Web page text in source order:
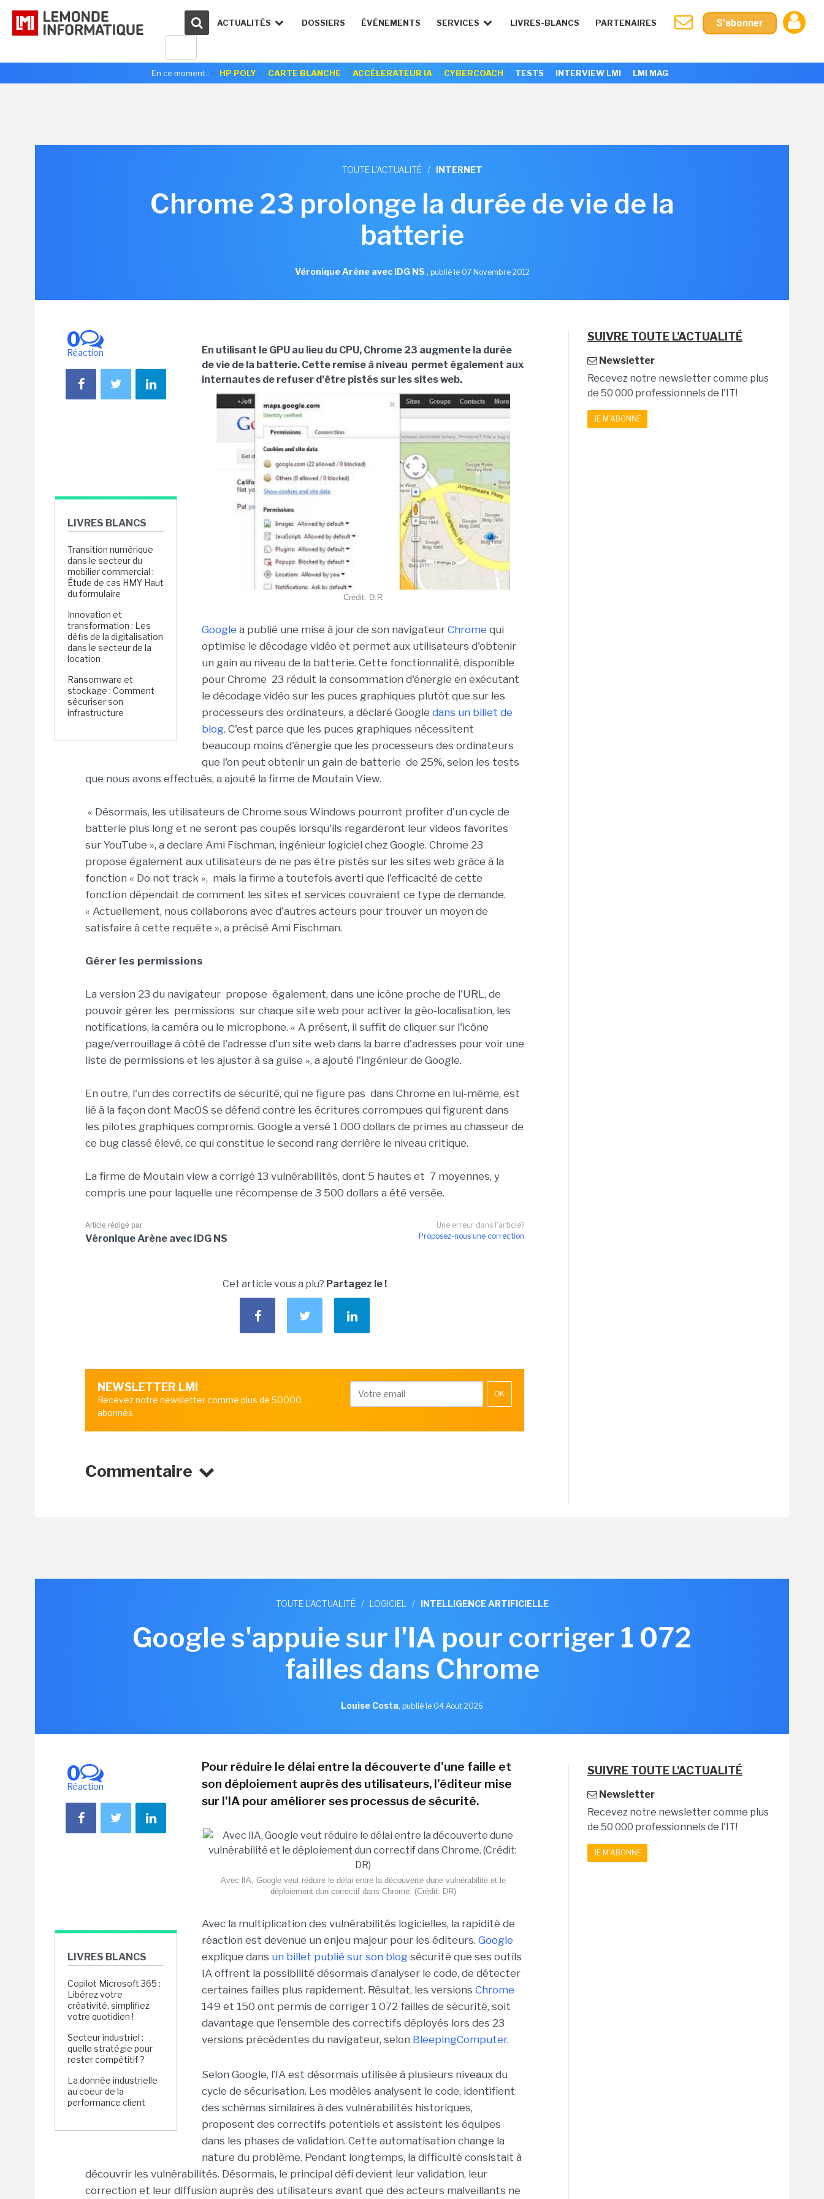
ACTUALITÉS DOSSIERS ÉVÉNEMENTS SERVICES LIVRES-BLANCS PARTENAIRES S'abonner
En ce moment : HP POLY CARTE BLANCHE ACCÉLERATEUR IA CYBERCOACH TESTS INTERVIEW LMI LMI MAG
TOUTE L'ACTUALITÉ / INTERNET
Chrome 23 prolonge la durée de vie de la
batterie
Véronique Arène avec IDG NS , publié le 07 Novembre 2012
0
Réaction
LIVRES BLANCS
Transition numérique
dans le secteur du
mobilier commercial :
Étude de cas HMY Haut
du formulaire
Innovation et
transformation : Les
défis de la digitalisation
dans le secteur de la
location
Ransomware et
stockage : Comment
sécuriser son
infrastructure
En utilisant le GPU au lieu du CPU, Chrome 23 augmente la durée
de vie de la batterie. Cette remise à niveau permet également aux
internautes de refuser d'être pistés sur les sites web.
Crédit: D.R
Google a publié une mise à jour de son navigateur Chrome qui
optimise le décodage vidéo et permet aux utilisateurs d'obtenir
un gain au niveau de la batterie. Cette fonctionnalité, disponible
pour Chrome 23 réduit la consommation d'énergie en exécutant
le décodage vidéo sur les puces graphiques plutôt que sur les
processeurs des ordinateurs, a déclaré Google dans un billet de
blog. C'est parce que les puces graphiques nécessitent
beaucoup moins d'énergie que les processeurs des ordinateurs
que l'on peut obtenir un gain de batterie de 25%, selon les tests
que nous avons effectués, a ajouté la firme de Moutain View.
« Désormais, les utilisateurs de Chrome sous Windows pourront profiter d'un cycle de
batterie plus long et ne seront pas coupés lorsqu'ils regarderont leur videos favorites
sur YouTube », a declare Ami Fischman, ingénieur logiciel chez Google. Chrome 23
propose également aux utilisateurs de ne pas être pistés sur les sites web grâce à la
fonction « Do not track », mais la firme a toutefois averti que l'efficacité de cette
fonction dépendait de comment les sites et services couvraient ce type de demande.
« Actuellement, nous collaborons avec d'autres acteurs pour trouver un moyen de
satisfaire à cette requête », a précisé Ami Fischman.
Gérer les permissions
La version 23 du navigateur propose également, dans une icône proche de l'URL, de
pouvoir gérer les permissions sur chaque site web pour activer la géo-localisation, les
notifications, la caméra ou le microphone. « A présent, il suffit de cliquer sur l'icône
page/verrouillage à côté de l'adresse d'un site web dans la barre d'adresses pour voir une
liste de permissions et les ajuster à sa guise », a ajouté l'ingénieur de Google.
En outre, l'un des correctifs de sécurité, qui ne figure pas dans Chrome en lui-même, est
lié à la façon dont MacOS se défend contre les écritures corrompues qui figurent dans
les pilotes graphiques compromis. Google a versé 1 000 dollars de primes au chasseur de
ce bug classé élevé, ce qui constitue le second rang derrière le niveau critique.
La firme de Moutain view a corrigé 13 vulnérabilités, dont 5 hautes et 7 moyennes, y
compris une pour laquelle une récompense de 3 500 dollars a été versée.
Une erreur dans l'article?
Proposez-nous une correction
Article rédigé par
Véronique Arène avec IDG NS
Cet article vous a plu? Partagez le !
NEWSLETTER LMI
Recevez notre newsletter comme plus de 50000
abonnés
OK
Commentaire
SUIVRE TOUTE L'ACTUALITÉ
Newsletter
Recevez notre newsletter comme plus
de 50 000 professionnels de l'IT!
JE M'ABONNE
TOUTE L'ACTUALITÉ / LOGICIEL / INTELLIGENCE ARTIFICIELLE
Google s'appuie sur l'IA pour corriger 1 072
failles dans Chrome
Louise Costa, publié le 04 Aout 2026
0
Réaction
LIVRES BLANCS
Copilot Microsoft 365 :
Libérez votre
créativité, simplifiez
votre quotidien !
Secteur industriel :
quelle stratégie pour
rester compétitif ?
La donnée industrielle
au coeur de la
performance client
Pour réduire le délai entre la découverte d'une faille et
son déploiement auprès des utilisateurs, l'éditeur mise
sur l'IA pour améliorer ses processus de sécurité.
Avec lIA, Google veut réduire le délai entre la découverte dune vulnérabilité et le
déploiement dun correctif dans Chrome. (Crédit: DR)
Avec la multiplication des vulnérabilités logicielles, la rapidité de
réaction est devenue un enjeu majeur pour les éditeurs. Google
explique dans un billet publié sur son blog sécurité que ses outils
IA offrent la possibilité désormais d’analyser le code, de détecter
certaines failles plus rapidement. Résultat, les versions Chrome
149 et 150 ont permis de corriger 1 072 failles de sécurité, soit
davantage que l’ensemble des correctifs déployés lors des 23
versions précédentes du navigateur, selon BleepingComputer.
Selon Google, l’IA est désormais utilisée à plusieurs niveaux du
cycle de sécurisation. Les modèles analysent le code, identifient
des schémas similaires à des vulnérabilités historiques,
proposent des correctifs potentiels et assistent les équipes
dans les phases de validation. Cette automatisation change la
nature du problème. Pendant longtemps, la difficulté consistait à
découvrir les vulnérabilités. Désormais, le principal défi devient leur validation, leur
correction et leur diffusion auprès des utilisateurs avant que des acteurs malveillants ne
SUIVRE TOUTE L'ACTUALITÉ
Newsletter
Recevez notre newsletter comme plus
de 50 000 professionnels de l'IT!
JE M'ABONNE